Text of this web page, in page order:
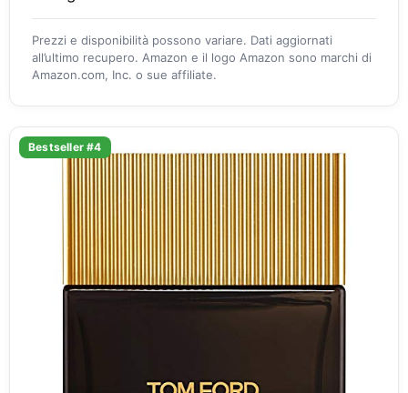
Prezzi e disponibilità possono variare. Dati aggiornati
all’ultimo recupero. Amazon e il logo Amazon sono marchi di
Amazon.com, Inc. o sue affiliate.
Bestseller #4